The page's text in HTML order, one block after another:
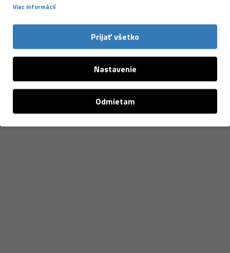
NAPOSLEDY PREZERANÉ
-40 %
Viac informácií
Prijať všetko
Nastavenie
Odmietam